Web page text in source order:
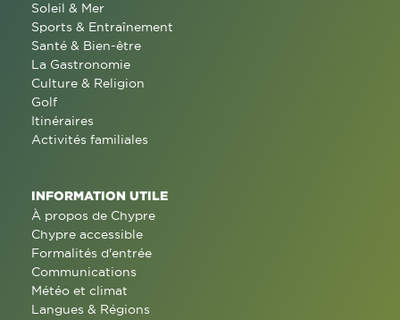
Soleil & Mer
Sports & Entraînement
Santé & Bien-être
La Gastronomie
Culture & Religion
Golf
Itinéraires
Activités familiales
INFORMATION UTILE
À propos de Chypre
Chypre accessible
Formalités d'entrée
Communications
Météo et climat
Langues & Régions